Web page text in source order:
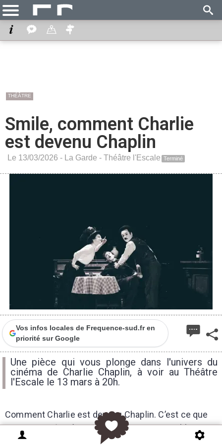
THÉÂTRE
Smile, comment Charlie
est devenu Chaplin
Le 13/03/2026 - La Garde - Théâtre l'Escale Terminé
Vos infos locales de Frequence-sud.fr en
priorité sur Google
Une pièce qui vous plonge dans l'univers du
cinéma de Charlie Chaplin, à voir au Théâtre
l'Escale le 13 mars à 20h.
Comment Charlie est devenu Chaplin. C’est ce que
raconteSmile, pièce entièrement en noir et blanc,
des décors aux costumes en passant par les